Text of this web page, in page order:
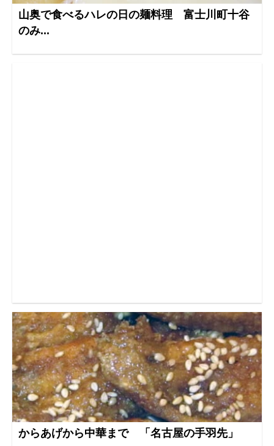
山奥で食べるハレの日の麺料理 富士川町十谷
のみ...
からあげから中華まで 「名古屋の手羽先」